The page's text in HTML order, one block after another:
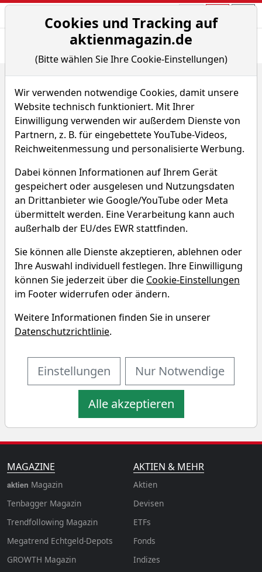
Aktien- und
Home Aktien
Bayerische Motoren Werke AG
Sparplan-Simulator
Bayerische Motoren Werke
Aktie
Watchlist BMW WKN 519000
Bayerische Motoren Werke
Sparplan-Simulator
n
MAGAZINE
aktien Magazin
Tenbagger Magazin
Trendfollowing Magazin
Megatrend Echtgeld-Depots
GROWTH Magazin
AKTIEN & MEHR
Aktien
Devisen
ETFs
Fonds
Indizes
Cookies und Tracking auf
aktienmagazin.de
(Bitte wählen Sie Ihre Cookie-Einstellungen)
Wir verwenden notwendige Cookies, damit unsere
Website technisch funktioniert. Mit Ihrer
Einwilligung verwenden wir außerdem Dienste von
Partnern, z. B. für eingebettete YouTube-Videos,
Reichweitenmessung und personalisierte Werbung.
Dabei können Informationen auf Ihrem Gerät
gespeichert oder ausgelesen und Nutzungsdaten
an Drittanbieter wie Google/YouTube oder Meta
übermittelt werden. Eine Verarbeitung kann auch
außerhalb der EU/des EWR stattfinden.
Sie können alle Dienste akzeptieren, ablehnen oder
Ihre Auswahl individuell festlegen. Ihre Einwilligung
können Sie jederzeit über die Cookie-Einstellungen
im Footer widerrufen oder ändern.
Weitere Informationen finden Sie in unserer
Datenschutzrichtlinie.
Einstellungen Nur Notwendige
Alle akzeptieren